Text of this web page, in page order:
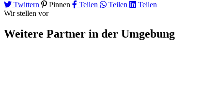
Twittern Pinnen Teilen Teilen
Teilen
Wir stellen vor
Weitere Partner in der Umgebung